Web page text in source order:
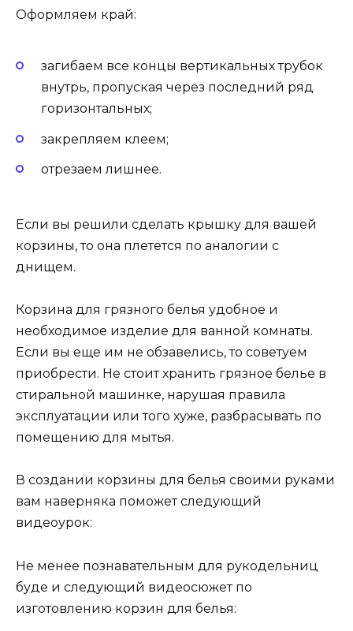
Оформляем край:
загибаем все концы вертикальных трубок
внутрь, пропуская через последний ряд
горизонтальных;
закрепляем клеем;
отрезаем лишнее.
Если вы решили сделать крышку для вашей
корзины, то она плетется по аналогии с
днищем.
Корзина для грязного белья удобное и
необходимое изделие для ванной комнаты.
Если вы еще им не обзавелись, то советуем
приобрести. Не стоит хранить грязное белье в
стиральной машинке, нарушая правила
эксплуатации или того хуже, разбрасывать по
помещению для мытья.
В создании корзины для белья своими руками
вам наверняка поможет следующий
видеоурок:
Не менее познавательным для рукодельниц
буде и следующий видеосюжет по
изготовлению корзин для белья: